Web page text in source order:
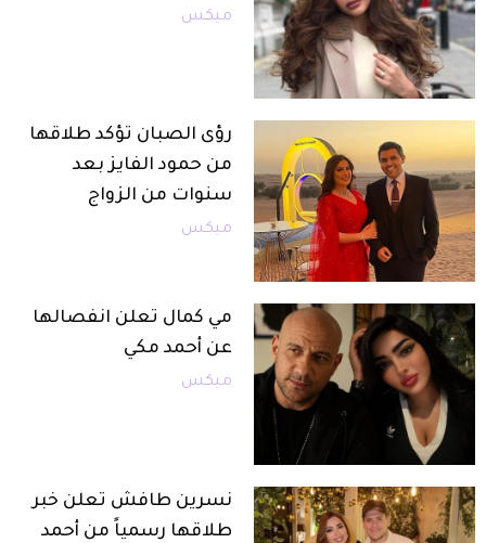
ميكس
رؤى الصبان تؤكد طلاقها
من حمود الفايز بعد
سنوات من الزواج
ميكس
مي كمال تعلن انفصالها
عن أحمد مكي
ميكس
نسرين طافش تعلن خبر
طلاقها رسمياً من أحمد